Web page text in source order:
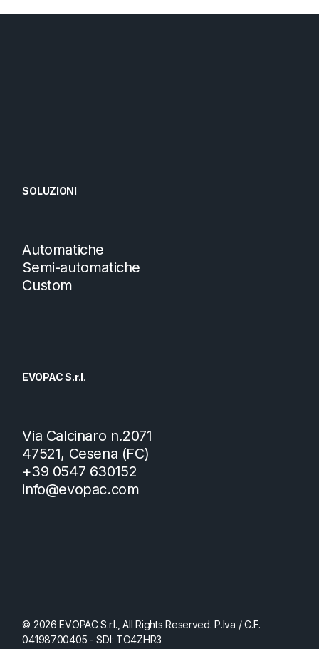
SOLUZIONI
Automatiche
Semi-automatiche
Custom
EVOPAC S.r.l.
Via Calcinaro n.2071
47521, Cesena (FC)
+39 0547 630152
info@evopac.com
© 2026 EVOPAC S.r.l., All Rights Reserved. P.Iva / C.F.
04198700405 - SDI: TO4ZHR3